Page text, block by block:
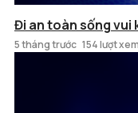
Đi an toàn sống vui
5 tháng trước 154 lượt xem